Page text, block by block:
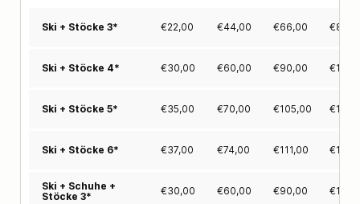
Ski + Stöcke 3* €22,00 €44,00 €66,00 €
Ski + Stöcke 4* €30,00 €60,00 €90,00 €
Ski + Stöcke 5* €35,00 €70,00 €105,00 €
Ski + Stöcke 6* €37,00 €74,00 €111,00 €
Ski + Schuhe +
Stöcke 3*
€30,00 €60,00 €90,00 €